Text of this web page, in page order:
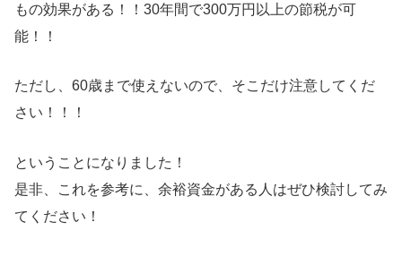
もの効果がある！！30年間で300万円以上の節税が可
能！！
ただし、60歳まで使えないので、そこだけ注意してくだ
さい！！！
ということになりました！
是非、これを参考に、余裕資金がある人はぜひ検討してみ
てください！